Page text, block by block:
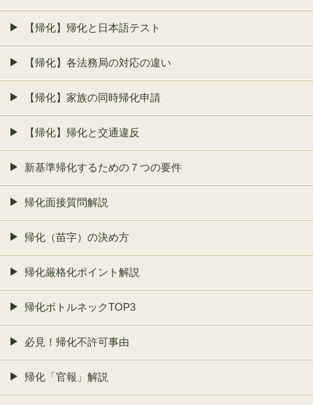
【帰化】帰化と日本語テスト
【帰化】各法務局の対応の違い
【帰化】家族の同時帰化申請
【帰化】帰化と交通違反
新基準帰化するための７つの要件
帰化面接質問解説
帰化（苗字）の決め方
帰化厳格化ポイント解説
帰化ボトルネックTOP3
必見！帰化不許可事由
帰化「官報」解説